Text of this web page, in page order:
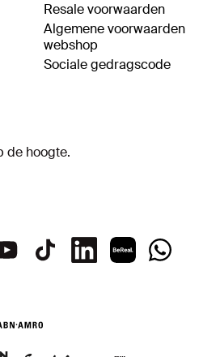
Resale voorwaarden
Algemene voorwaarden
webshop
Sociale gedragscode
de hoogte.